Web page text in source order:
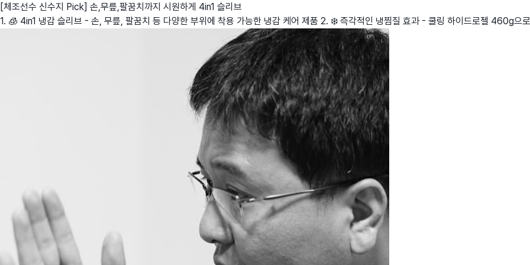
[체조선수 신수지 Pick] 손,무릎,팔꿈치까지 시원하게 4in1 슬리브
1. 🧊 4in1 냉감 슬리브 - 손, 무릎, 팔꿈치 등 다양한 부위에 착용 가능한 냉감 케어 제품 2. ❄️ 즉각적인 냉찜질 효과 - 쿨링 하이드로젤 460g으